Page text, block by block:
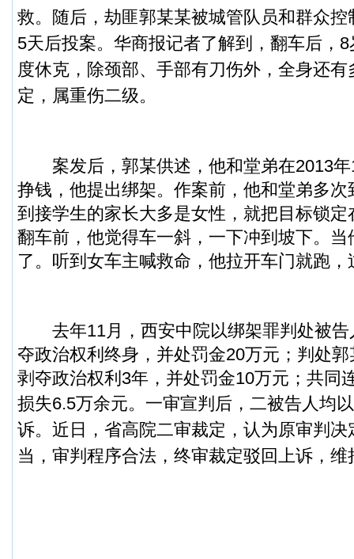
救。 随后，劫匪郭某某被城管队员和群众
5天后投案。华商报记者了解到，翻车后，
度休克，除颈部、手部有刀伤外，全身还
定，属重伤二级。
案发后，郭某供述，他和堂弟在2013年
挣钱，他提出绑架。作案前，他和堂弟多
到接学生的家长大多是女性，就把目标锁
翻车前，他觉得车一斜，一下冲到坡下。
了。听到女车主喊救命，他拉开车门就跑
去年11月，西安中院以绑架罪判处被告
夺政治权利终身，并处罚金20万元；判处
剥夺政治权利3年，并处罚金10万元；共同
损失6.5万余元。 一审宣判后，二被告人均
诉。 近日，省高院二审裁定，认为原审判
当，审判程序合法，终审裁定驳回上诉，维